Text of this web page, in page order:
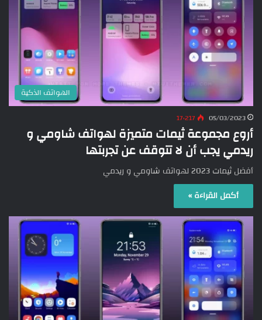
الهواتف الذكية
05/03/2023 17٬217
أروع مجموعة ثيمات متميزة لهواتف شاومي و
ريدمي يجب أن لا تتوقف عن تجربتها
أفضل ثيمات 2023 لهواتف شاومي و ريدمي
أكمل القراءة »